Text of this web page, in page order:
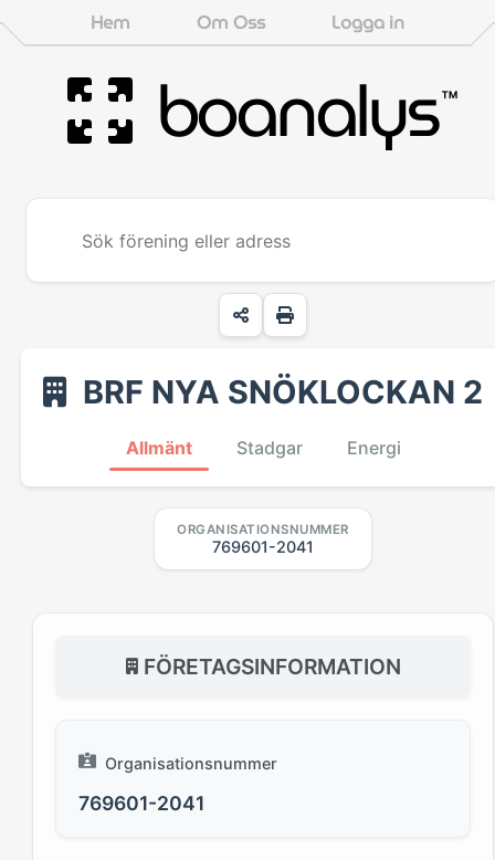
Hem Om Oss Logga in
boanalys™
BRF NYA SNÖKLOCKAN 2
Allmänt Stadgar Energi
ORGANISATIONSNUMMER
769601-2041
FÖRETAGSINFORMATION
Organisationsnummer
769601-2041